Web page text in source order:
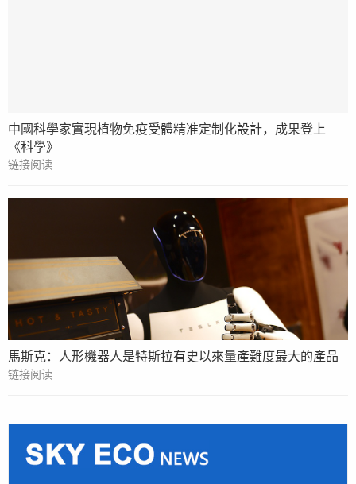
中國科學家實現植物免疫受體精准定制化設計，成果登上
《科學》
链接阅读
馬斯克：人形機器人是特斯拉有史以來量產難度最大的產品
链接阅读